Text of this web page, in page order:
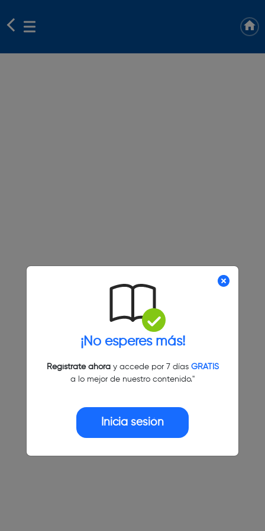
¡No esperes más!
Regístrate ahoray accede por 7 días GRATIS
a lo mejor de nuestro contenido."
Inicia sesión